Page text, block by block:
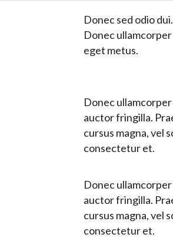
Donec sed odio
Donec
eget metus.
Donec
auctor fringilla.
cursus magna, vel
consectetur et.
Donec
auctor fringilla.
cursus magna, vel
consectetur et.